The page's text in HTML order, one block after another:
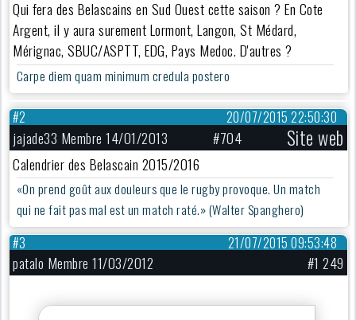
Qui fera des Belascains en Sud Ouest cette saison ? En Cote
Argent, il y aura surement Lormont, Langon, St Médard,
Mérignac, SBUC/ASPTT, EDG, Pays Medoc. D'autres ?
Carpe diem quam minimum credula postero
20/07/2015 22:50:30
#2
jajade33 Membre 14/01/2013 #704 Site web
Calendrier des Belascain 2015/2016
«On prend goût aux douleurs que le rugby provoque. Un match
qui ne fait pas mal est un match raté.» (Walter Spanghero)
21/07/2015 09:53:48
#3
patalo Membre 11/03/2012 #1 249